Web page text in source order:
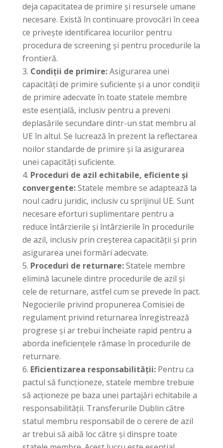
deja capacitatea de primire și resursele umane
necesare. Există în continuare provocări în ceea
ce privește identificarea locurilor pentru
procedura de screening și pentru procedurile la
frontieră.
Condiții de primire:Asigurarea unei
capacități de primire suficiente și a unor condiții
de primire adecvate în toate statele membre
este esențială, inclusiv pentru a preveni
deplasările secundare dintr-un stat membru al
UE în altul. Se lucrează în prezent la reflectarea
noilor standarde de primire și la asigurarea
unei capacități suficiente.
Proceduri de azil echitabile, eficiente și
convergente:Statele membre se adaptează la
noul cadru juridic, inclusiv cu sprijinul UE. Sunt
necesare eforturi suplimentare pentru a
reduce întârzierile și întârzierile în procedurile
de azil, inclusiv prin creșterea capacității și prin
asigurarea unei formări adecvate.
Proceduri de returnare:Statele membre
elimină lacunele dintre procedurile de azil și
cele de returnare, astfel cum se prevede în pact.
Negocierile privind propunerea Comisiei de
regulament privind returnarea înregistrează
progrese și ar trebui încheiate rapid pentru a
aborda ineficiențele rămase în procedurile de
returnare.
Eficientizarea responsabilității: Pentru ca
pactul să funcționeze, statele membre trebuie
să acționeze pe baza unei partajări echitabile a
responsabilității. Transferurile Dublin către
statul membru responsabil de o cerere de azil
ar trebui să aibă loc către și dinspre toate